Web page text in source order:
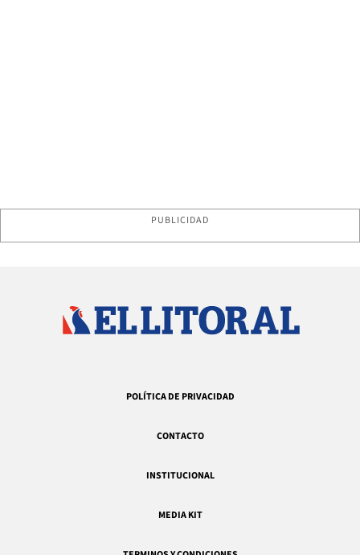
PUBLICIDAD
POLÍTICA DE PRIVACIDAD
CONTACTO
INSTITUCIONAL
MEDIA KIT